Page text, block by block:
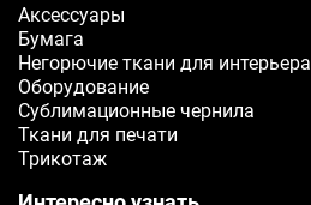
Аксессуары
Бумага
Негорючие ткани для интерьера
Оборудование
Сублимационные чернила
Ткани для печати
Трикотаж